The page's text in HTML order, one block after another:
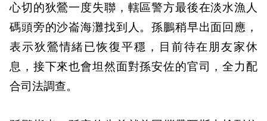
心切的狄鶯一度失聯，轄區警方最後在淡水漁人
碼頭旁的沙崙海灘找到人。孫鵬稍早出面回應，
表示狄鶯情緒已恢復平穩，目前待在朋友家休
息，接下來也會坦然面對孫安佐的官司，全力配
合司法調查。